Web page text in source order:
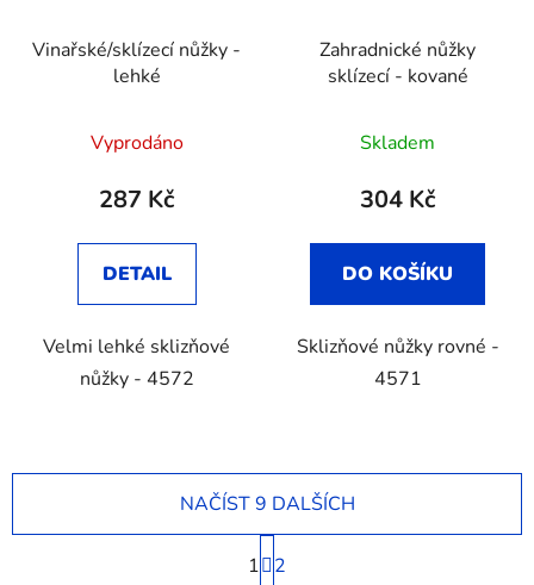
Vinařské/sklízecí nůžky -
lehké
Vyprodáno
287 Kč
DETAIL
Velmi lehké sklizňové
nůžky - 4572
Zahradnické nůžky
sklízecí - kované
Skladem
304 Kč
DO KOŠÍKU
Sklizňové nůžky rovné -
4571
NAČÍST 9 DALŠÍCH
S
t
1
2